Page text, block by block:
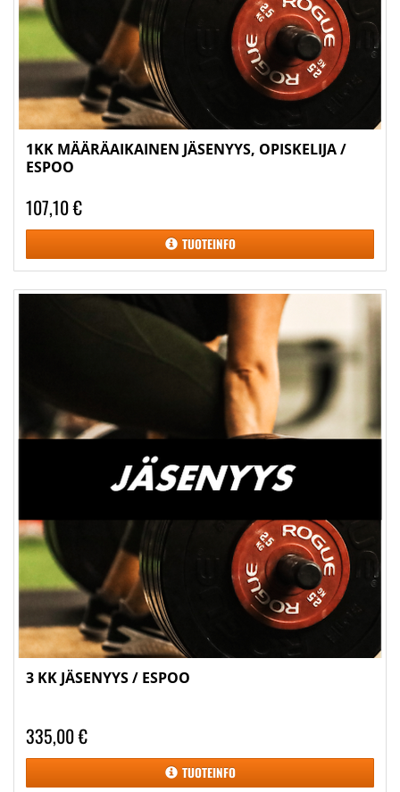
1KK MÄÄRÄAIKAINEN JÄSENYYS, OPISKELIJA /
ESPOO
107,10 €
TUOTEINFO
3 KK JÄSENYYS / ESPOO
335,00 €
TUOTEINFO